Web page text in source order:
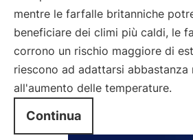
mentre le farfalle britanniche
beneficiare dei climi più caldi, le
corrono un rischio maggiore di
riescono ad adattarsi abbastanza
all'aumento delle temperature.
Continua